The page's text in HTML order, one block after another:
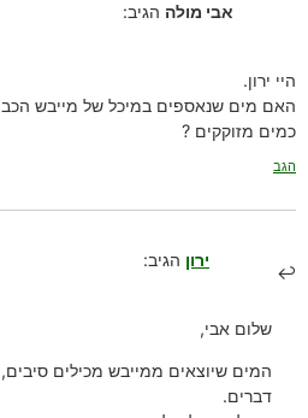
אבי מולה הגיב:
היי ירון.
האם מים שנאספים במיכל של מייבש
כמים מזוקקים ?
הגב
ירון הגיב:
שלום אבי,
המים שיוצאים ממייבש מכילים סיבים,
דברים.